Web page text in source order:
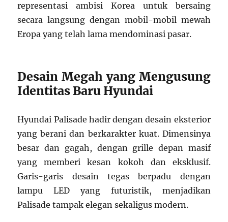
representasi ambisi Korea untuk bersaing
secara langsung dengan mobil-mobil mewah
Eropa yang telah lama mendominasi pasar.
Desain Megah yang Mengusung
Identitas Baru Hyundai
Hyundai Palisade hadir dengan desain eksterior
yang berani dan berkarakter kuat. Dimensinya
besar dan gagah, dengan grille depan masif
yang memberi kesan kokoh dan eksklusif.
Garis-garis desain tegas berpadu dengan
lampu LED yang futuristik, menjadikan
Palisade tampak elegan sekaligus modern.